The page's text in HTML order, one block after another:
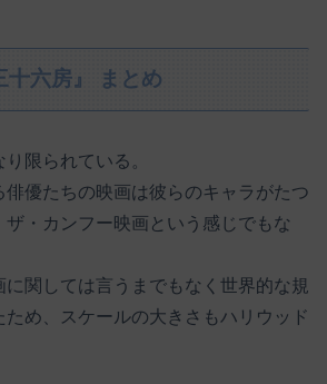
十六房』 まとめ
限られている。
優たちの映画は彼らのキャラがたつ
ザ・カンフー映画という感じでもな
関しては言うまでもなく世界的な規
め、スケールの大きさもハリウッド